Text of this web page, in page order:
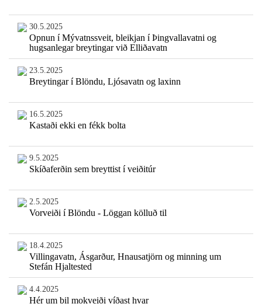
30.5.2025
Opnun í Mývatnssveit, bleikjan í Þingvallavatni og
hugsanlegar breytingar við Elliðavatn
23.5.2025
Breytingar í Blöndu, Ljósavatn og laxinn
16.5.2025
Kastaði ekki en fékk bolta
9.5.2025
Skíðaferðin sem breyttist í veiðitúr
2.5.2025
Vorveiði í Blöndu - Löggan kölluð til
18.4.2025
Villingavatn, Ásgarður, Hnausatjörn og minning um
Stefán Hjaltested
4.4.2025
Hér um bil mokveiði víðast hvar